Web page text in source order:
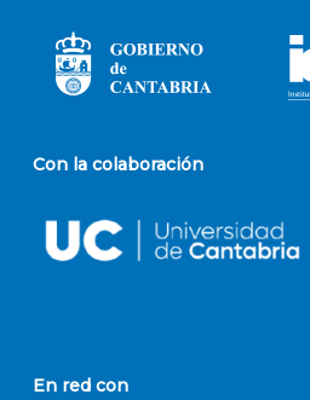
Con la colaboración
En red con